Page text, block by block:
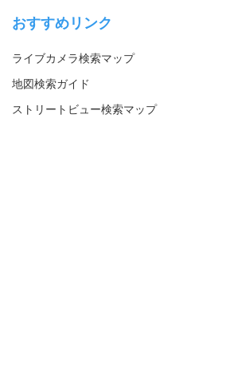
おすすめリンク
ライブカメラ検索マップ
地図検索ガイド
ストリートビュー検索マップ